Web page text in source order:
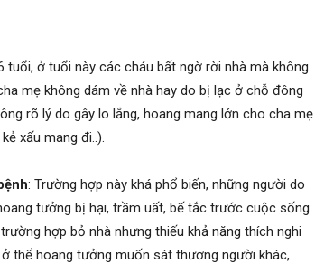
ở tuổi này các cháu bất ngờ rời nhà mà không
mẹ không dám về nhà hay do bị lạc ở chỗ đông
rõ lý do gây lo lắng, hoang mang lớn cho cha mẹ
xấu mang đi..).
: Trường hợp này khá phổ biến, những người do
tưởng bị hại, trầm uất, bế tắc trước cuộc sống
hợp bỏ nhà nhưng thiếu khả năng thích nghi
thể hoang tưởng muốn sát thương người khác,